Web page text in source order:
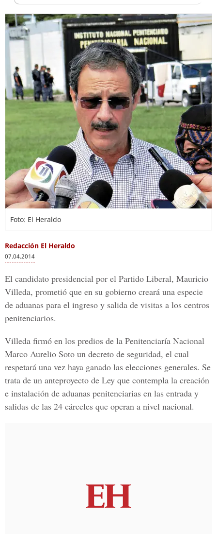
Foto: El Heraldo
Redacción El Heraldo
07.04.2014
El candidato presidencial por el Partido Liberal, Mauricio
Villeda, prometió que en su gobierno creará una especie
de aduanas para el ingreso y salida de visitas a los centros
penitenciarios.
Villeda firmó en los predios de la Penitenciaría Nacional
Marco Aurelio Soto un decreto de seguridad, el cual
respetará una vez haya ganado las elecciones generales. Se
trata de un anteproyecto de Ley que contempla la creación
e instalación de aduanas penitenciarias en las entrada y
salidas de las 24 cárceles que operan a nivel nacional.